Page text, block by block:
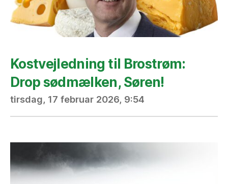
Kostvejledning til Brostrøm:
Drop sødmælken, Søren!
tirsdag, 17 februar 2026, 9:54